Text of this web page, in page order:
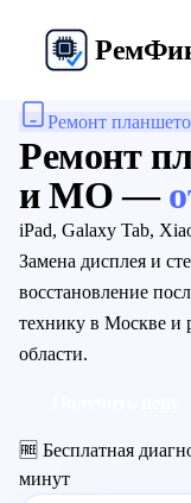
Рем
Ремонт
Ремонт
и МО —
iPad, Galaxy Tab,
Замена дисплея и
восстановление
технику в Москве и
области.
🆓 Бесплатная
минут